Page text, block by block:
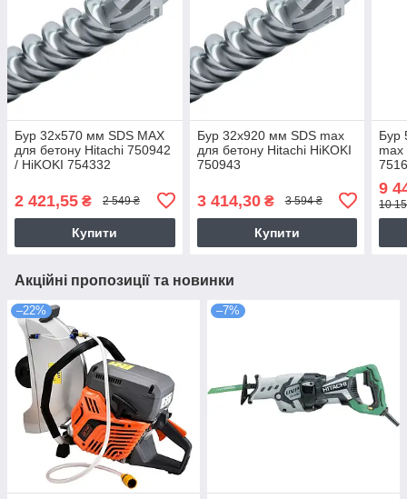
Бур 32х570 мм SDS MAX
для бетону Hitachi 750942
/ HiKOKI 754332
2 421,55 ₴ 2 549 ₴
Купити
Бур 32х920 мм SDS max
для бетону Hitachi HiKOKI
750943
3 414,30₴ 3 594 ₴
Купити
Бур
max
9
10
Акційні пропозиції та новинки
–22% –7%